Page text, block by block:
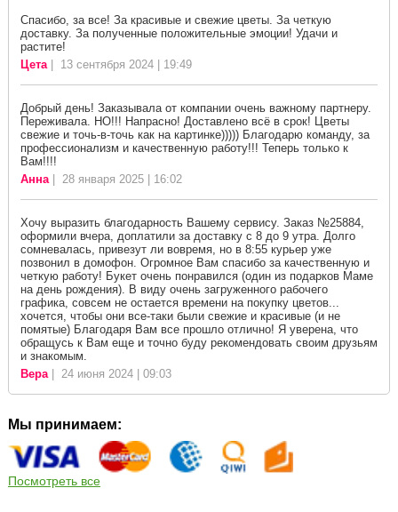
Спасибо, за все! За красивые и свежие цветы. За четкую
доставку. За полученные положительные эмоции! Удачи и
растите!
Цета| 13 сентября 2024 | 19:49
Добрый день! Заказывала от компании очень важному партнеру.
Переживала. НО!!! Напрасно! Доставлено всё в срок! Цветы
свежие и точь-в-точь как на картинке))))) Благодарю команду, за
профессионализм и качественную работу!!! Теперь только к
Вам!!!!
Анна| 28 января 2025 | 16:02
Хочу выразить благодарность Вашему сервису. Заказ №25884,
оформили вчера, доплатили за доставку с 8 до 9 утра. Долго
сомневалась, привезут ли вовремя, но в 8:55 курьер уже
позвонил в домофон. Огромное Вам спасибо за качественную и
четкую работу! Букет очень понравился (один из подарков Маме
на день рождения). В виду очень загруженного рабочего
графика, совсем не остается времени на покупку цветов...
хочется, чтобы они все-таки были свежие и красивые (и не
помятые) Благодаря Вам все прошло отлично! Я уверена, что
обращусь к Вам еще и точно буду рекомендовать своим друзьям
и знакомым.
Вера| 24 июня 2024 | 09:03
Мы принимаем:
Посмотреть все